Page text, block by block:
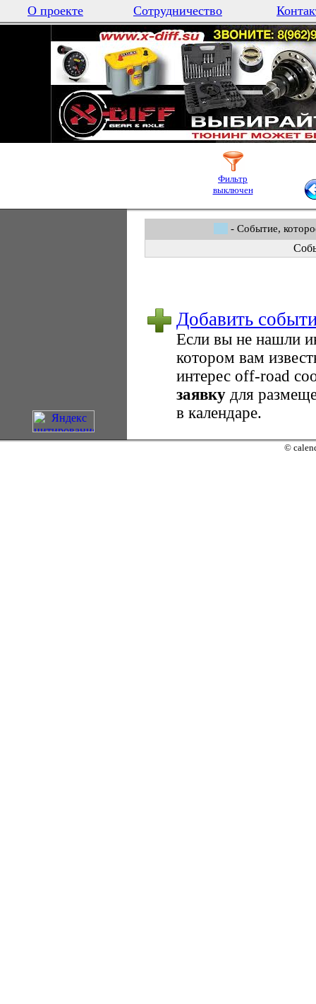
О проекте Сотрудничество
Фильтр
выключен
- Событие,
Добавить
Если вы не нашли
котором вам
интерес оff-road
заявку для
в календаре.
©